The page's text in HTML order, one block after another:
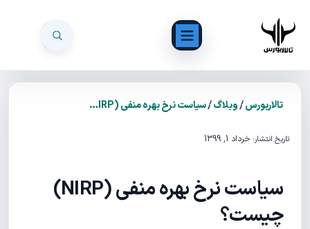
تالاربورس/وبلاگ/ سیاست نرخ بهره منفی (NIRP) چیست؟
تاریخ انتشار: خرداد 1, 1399
سیاست نرخ بهره منفی (NIRP)
چیست؟